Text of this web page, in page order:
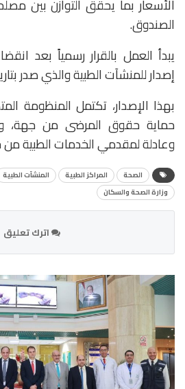
الأسعار بما يحقق التوازن بين
الصندوق.
يبدأ العمل بالقرار رسمياً بعد
إصدار للمنشآت الطبية والذي صدر بتاريخ 29 أكتوبر
بهذا الإصدار، تكتمل المنظومة
حماية حقوق المرضى من جهة،
وعادلة لمقدمي الخدمات الطبية
الصحة المراكز الطبية المنشآت الطبية
وزارة الصحة والسكان
اترك تعليق